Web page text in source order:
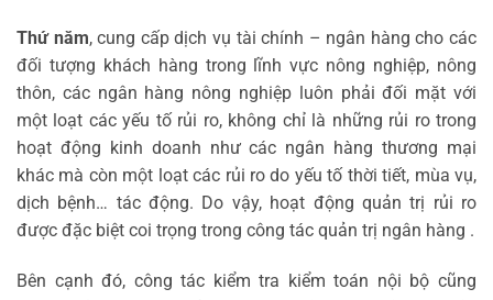
Thứ năm, cung cấp dịch vụ tài chính – ngân hàng cho các
đối tượng khách hàng trong lĩnh vực nông nghiệp, nông
thôn, các ngân hàng nông nghiệp luôn phải đối mặt với
một loạt các yếu tố rủi ro, không chỉ là những rủi ro trong
hoạt động kinh doanh như các ngân hàng thương mại
khác mà còn một loạt các rủi ro do yếu tố thời tiết, mùa vụ,
dịch bệnh… tác động. Do vậy, hoạt động quản trị rủi ro
được đặc biệt coi trọng trong công tác quản trị ngân hàng .
Bên cạnh đó, công tác kiểm tra kiểm toán nội bộ cũng